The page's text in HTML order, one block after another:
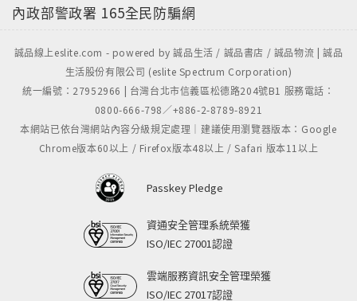
內政部警政署 165全民防騙網
誠品線上eslite.com - powered by 誠品生活 / 誠品書店 / 誠品物流 | 誠品
生活股份有限公司 (eslite Spectrum Corporation)
統一編號：27952966 | 台灣台北市信義區松德路204號B1 服務電話：
0800-666-798／+886-2-8789-8921
本網站已依台灣網站內容分級規定處理｜建議使用瀏覽器版本：Google
Chrome版本60以上 / Firefox版本48以上 / Safari 版本11以上
Passkey Pledge
資通安全管理系統榮獲
ISO/IEC 27001認證
雲端服務資訊安全管理榮獲
ISO/IEC 27017認證